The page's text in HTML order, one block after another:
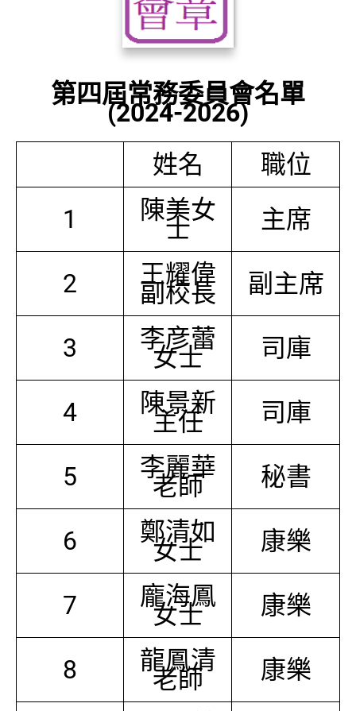
第四屆常務委員會名單
(2024-2026)
姓名
職位
1
陳美女
士 主席
2 王耀偉
副校長 副主席
3 李彦蕾
女士 司庫
4 陳景新
主任 司庫
5 李麗華
老師 秘書
6 鄭清如
女士 康樂
7 龐海鳳
女士 康樂
8 龍鳳清
老師 康樂